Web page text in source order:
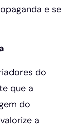
e se
do
que a
do
a